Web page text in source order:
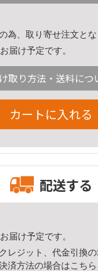
為、取り寄せ注文とな
届け予定です。
取り方法・送料につ
カートに入れる
配送する
届け予定です。
レジット、代金引換
済方法の場合はこちら